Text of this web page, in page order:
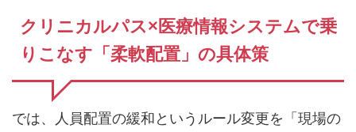
クリニカルパス×医療情報システムで乗
りこなす「柔軟配置」の具体策
では、人員配置の緩和というルール変更を「現場の